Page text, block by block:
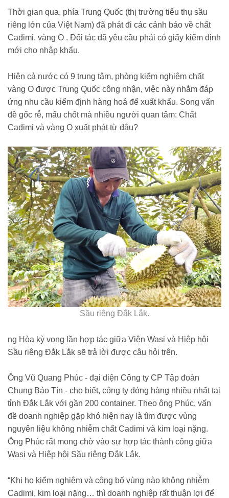
Thời gian qua, phía Trung Quốc (thị trường tiêu thụ sầu
riêng lớn của Việt Nam) đã phát đi các cảnh báo về chất
Cadimi, vàng O . Đối tác đã yêu cầu phải có giấy kiểm định
mới cho nhập khẩu.
Hiện cả nước có 9 trung tâm, phòng kiểm nghiệm chất
vàng O được Trung Quốc công nhận, việc này nhằm đáp
ứng nhu cầu kiểm định hàng hoá để xuất khẩu. Song vấn
đề gốc rễ, mấu chốt mà nhiều người quan tâm: Chất
Cadimi và vàng O xuất phát từ đâu?
Sầu riêng Đắk Lắk.
ng Hòa kỳ vọng lần hợp tác giữa Viện Wasi và Hiệp hội
Sầu riêng Đắk Lắk sẽ trả lời được câu hỏi trên.
Ông Vũ Quang Phúc - đại diện Công ty CP Tập đoàn
Chung Bảo Tín - cho biết, công ty đóng hàng nhiều nhất tại
tỉnh Đắk Lắk với gần 200 container. Theo ông Phúc, vấn
đề doanh nghiệp gặp khó hiện nay là tìm được vùng
nguyên liệu không nhiễm chất Cadimi và kim loại nặng.
Ông Phúc rất mong chờ vào sự hợp tác thành công giữa
Wasi và Hiệp hội Sầu riêng Đắk Lắk.
“Khi họ kiểm nghiệm và công bố vùng nào không nhiễm
Cadimi, kim loại nặng… thì doanh nghiệp rất thuận lợi để